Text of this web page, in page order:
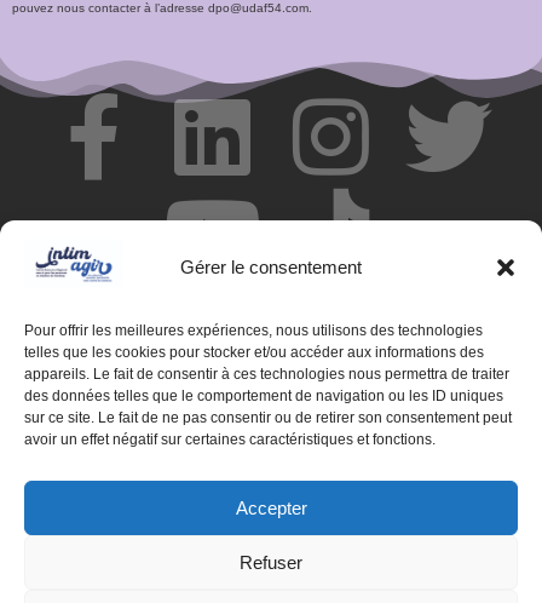
Gérer le consentement
Pour offrir les meilleures expériences, nous utilisons des technologies
telles que les cookies pour stocker et/ou accéder aux informations des
appareils. Le fait de consentir à ces technologies nous permettra de traiter
des données telles que le comportement de navigation ou les ID uniques
sur ce site. Le fait de ne pas consentir ou de retirer son consentement peut
avoir un effet négatif sur certaines caractéristiques et fonctions.
Accepter
Refuser
pouvez nous contacter à l’adresse dpo@udaf54.com.
© Centre de ressources INTIMAGIR Grand Est – 124 rue de
Newcastle 54000 NANCY
Mentions légales